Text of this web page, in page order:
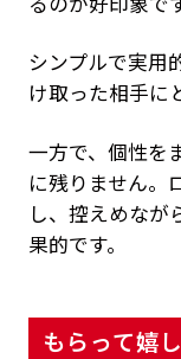
シンプルで実用
け取った相手に
一方で、個性を
に残りません。
し、控えめなが
果的です。
もらって嬉